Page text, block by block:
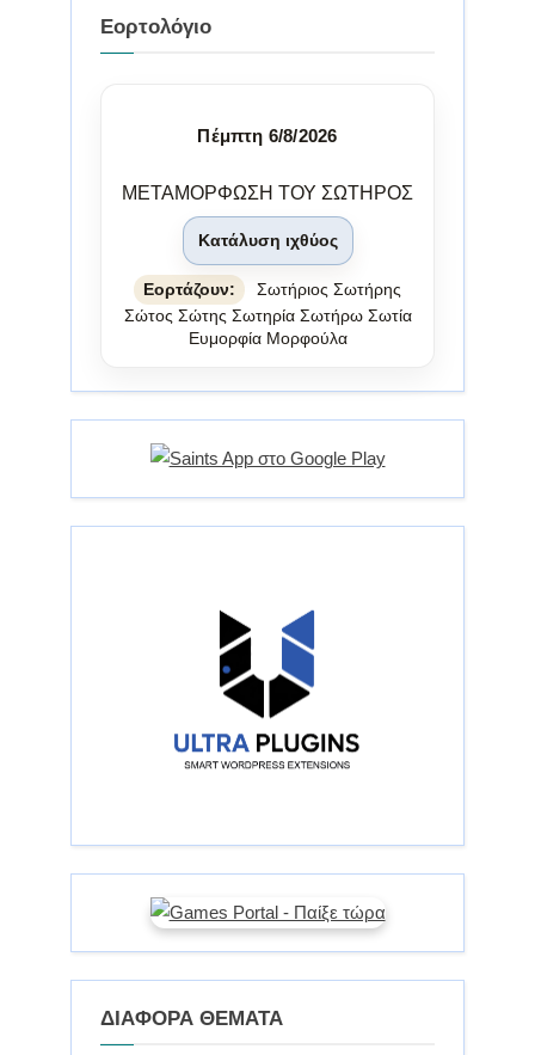
Εορτολόγιο
Πέμπτη 6/8/2026
ΜΕΤΑΜΟΡΦΩΣΗ ΤΟΥ ΣΩΤΗΡΟΣ
Κατάλυση ιχθύος
Εορτάζουν:
Σωτήριος Σωτήρης
Σώτος Σώτης Σωτηρία Σωτήρω Σωτία
Ευμορφία Μορφούλα
ΔΙΑΦΟΡΑ ΘΕΜΑΤΑ